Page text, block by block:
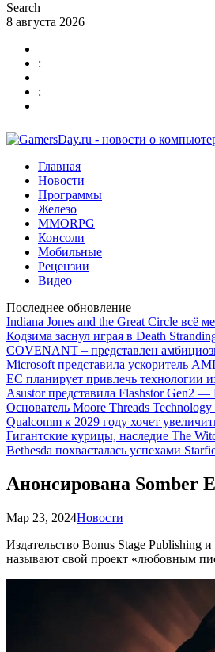
Search
8 августа 2026
:
:
Главная
Новости
Программы
Железо
MMORPG
Консоли
Мобильные
Рецензии
Видео
Последнее обновление
Indiana Jones and the Great Circle всё
Кодзима заснул играя в Death
COVENANT – представлен
Microsoft представила ускоритель
ЕС планирует привлечь технологии
Asustor представила Flashstor Gen2
Основатель Moore Threads
Qualcomm к 2029 году хочет
Гигантские курицы, наследие The
Bethesda похвасталась успехами
Анонсирована Somber
Мар 23, 2024Новости
Издательство Bonus Stage Publishing
называют свой проект «любовным